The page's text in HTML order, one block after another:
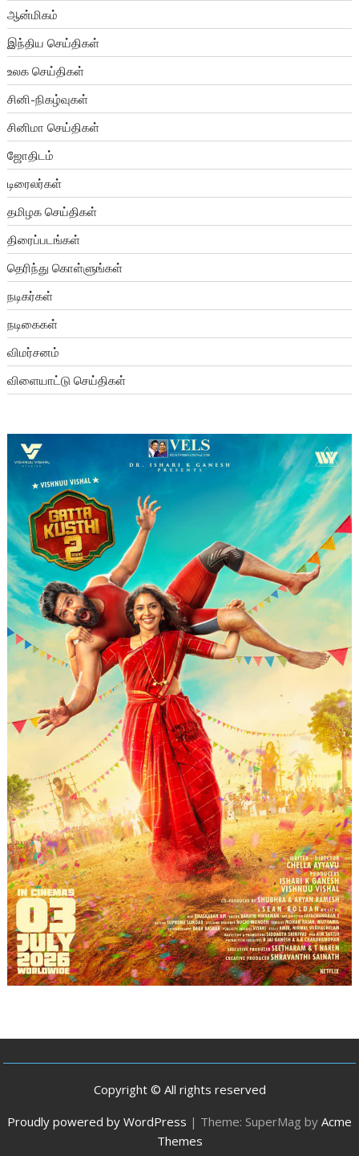
ஆன்மிகம்
இந்திய செய்திகள்
உலக செய்திகள்
சினி-நிகழ்வுகள்
சினிமா செய்திகள்
ஜோதிடம்
டிரைலர்கள்
தமிழக செய்திகள்
திரைப்படங்கள்
தெரிந்து கொள்ளுங்கள்
நடிகர்கள்
நடிகைகள்
விமர்சனம்
விளையாட்டு செய்திகள்
Copyright © All rights reserved
Proudly powered by WordPress | Theme: SuperMag by Acme
Themes